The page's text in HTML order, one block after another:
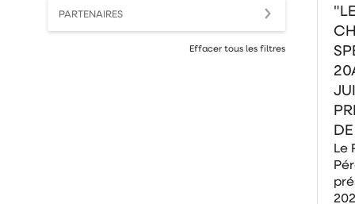
PARTENAIRES
Effacer tous les filtres
Le